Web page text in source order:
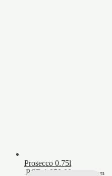
Prosecco 0.75l
RSD 1.950,00 Sa PDV-om